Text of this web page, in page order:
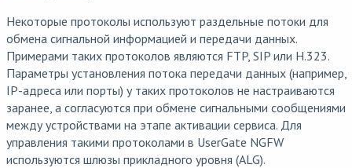
Некоторые протоколы используют раздельные потоки для
обмена сигнальной информацией и передачи данных.
Примерами таких протоколов являются FTP, SIP или H.323.
Параметры установления потока передачи данных (например,
IP-адреса или порты) у таких протоколов не настраиваются
заранее, а согласуются при обмене сигнальными сообщениями
между устройствами на этапе активации сервиса. Для
управления такими протоколами в UserGate NGFW
используются шлюзы прикладного уровня (ALG).